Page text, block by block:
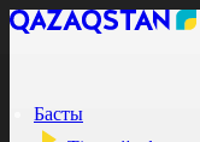
Басты